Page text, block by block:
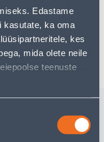
Edastame
kasutate, ka oma
kes
mida olete neile
teenuste